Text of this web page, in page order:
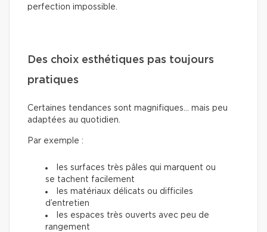
perfection impossible.
Des choix esthétiques pas toujours
pratiques
Certaines tendances sont magnifiques… mais peu
adaptées au quotidien.
Par exemple :
les surfaces très pâles qui marquent ou
se tachent facilement
les matériaux délicats ou difficiles
d’entretien
les espaces très ouverts avec peu de
rangement